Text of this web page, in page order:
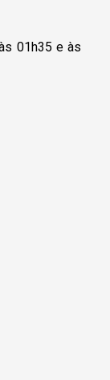
01h35 e às